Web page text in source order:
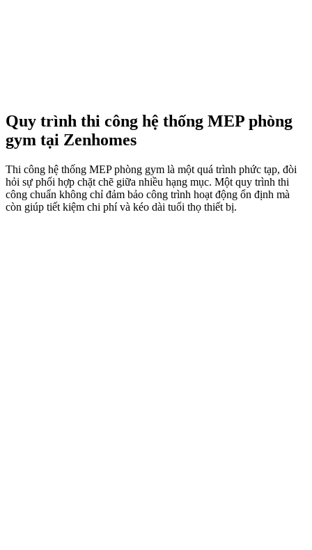
Quy trình thi công hệ thống MEP phòng
gym tại Zenhomes
Thi công hệ thống MEP phòng gym là một quá trình phức tạp, đòi
hỏi sự phối hợp chặt chẽ giữa nhiều hạng mục. Một quy trình thi
công chuẩn không chỉ đảm bảo công trình hoạt động ổn định mà
còn giúp tiết kiệm chi phí và kéo dài tuổi thọ thiết bị.